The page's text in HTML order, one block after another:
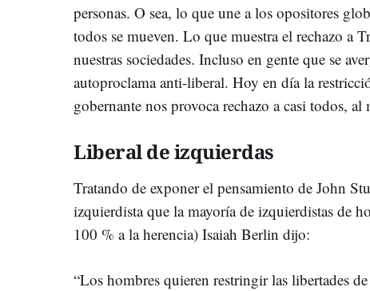
personas. O sea, lo que une a los opositores
todos se mueven. Lo que muestra el rechazo a
nuestras sociedades. Incluso en gente que se
autoproclama anti-liberal. Hoy en día la
gobernante nos provoca rechazo a casi todos,
Liberal de izquierdas
Tratando de exponer el pensamiento de John
izquierdista que la mayoría de izquierdistas de
100 % a la herencia) Isaiah Berlin dijo:
“Los hombres quieren restringir las libertades